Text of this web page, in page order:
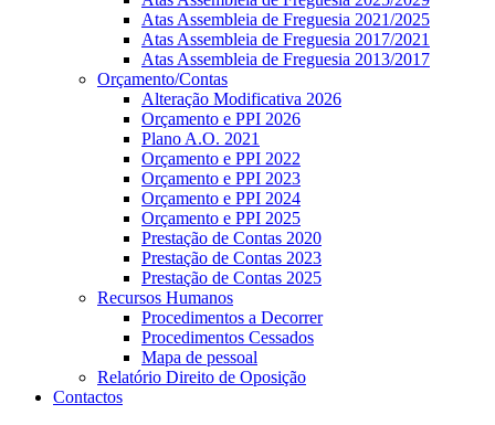
Atas Assembleia de Freguesia 2021/2025
Atas Assembleia de Freguesia 2017/2021
Atas Assembleia de Freguesia 2013/2017
Orçamento/Contas
Alteração Modificativa 2026
Orçamento e PPI 2026
Plano A.O. 2021
Orçamento e PPI 2022
Orçamento e PPI 2023
Orçamento e PPI 2024
Orçamento e PPI 2025
Prestação de Contas 2020
Prestação de Contas 2023
Prestação de Contas 2025
Recursos Humanos
Procedimentos a Decorrer
Procedimentos Cessados
Mapa de pessoal
Relatório Direito de Oposição
Contactos